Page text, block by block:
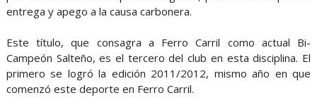
entrega y apego a la causa carbonera.
Este título, que consagra a Ferro Carril como actual Bi-
Campeón Salteño, es el tercero del club en esta disciplina. El
primero se logró la edición 2011/2012, mismo año en que
comenzó este deporte en Ferro Carril.